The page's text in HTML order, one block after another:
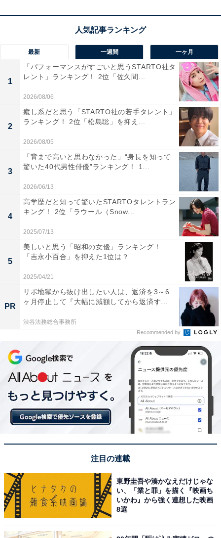
この記事の筆者：くま なかこ プロフィール
編集プロダクション出身のフリーランスエディター。編
集・執筆・校閲・SNS運用担当として月間120本以上の
コンテンツ制作に携わっています。得意なジャンルはラ
イフスタイル・金融・育児・エンタメ関連。
次ページ
5位までの全ランキング結果を見
こちらもおすすめ
「彩都西（大阪モノレール彩都線）」を抑えた1
位は？
最新 一週間 一ヶ月
1
「パフォーマンスがすごいと思うSTARTO社タ
レント」ランキング！ 2位「佐久間...
2026/08/06
2
癒し系だと思う「STARTO社の若手タレント」
ランキング！ 2位「松島聡」を抑え...
2026/08/05
3
「背まで高いと思わなかった」“身長を知って
驚いた40代男性俳優”ランキング！ 1...
2026/06/13
4
高学歴だと知って驚いたSTARTOタレントラン
キング！ 2位「ラウール（Snow...
2025/07/13
5
美しいと思う「昭和の女優」ランキング！
「吉永小百合」を抑えた1位は？
2025/04/21
PR
リボ地獄から抜け出したい人は、返済を3～6
ヶ月停止して『大幅に減額してから返済す...
渋谷法務総合事務所
Recommended by
注目の連載
東野圭吾や湊かなえだけじゃな
い、「業と罪」を描く『映画ち
いかわ』から強く連想した映画
8選